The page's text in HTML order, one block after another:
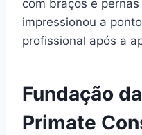
com braços e
impressionou a
profissional após a
Fundação
Primate